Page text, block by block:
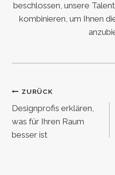
beschlossen, unsere
kombinieren, um Ihnen
ZURÜCK
Designprofis erklären,
was für Ihren Raum
besser ist